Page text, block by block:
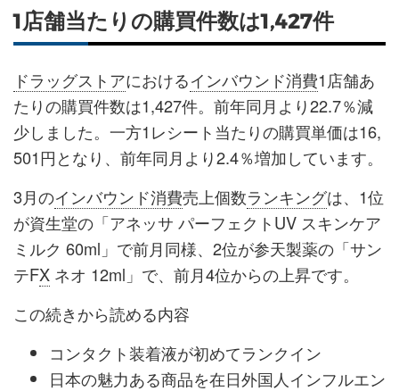
1店舗当たりの購買件数は1,427件
ドラッグストアにおけるインバウンド消費1店舗あ
たりの購買件数は1,427件。前年同月より22.7％減
少しました。一方1レシート当たりの購買単価は16,
501円となり、前年同月より2.4％増加しています。
3月のインバウンド消費売上個数ランキングは、1位
が資生堂の「アネッサ パーフェクトUV スキンケア
ミルク 60ml」で前月同様、2位が参天製薬の「サン
テFX ネオ 12ml」で、前月4位からの上昇です。
この続きから読める内容
コンタクト装着液が初めてランクイン
日本の魅力ある商品を在日外国人インフルエン